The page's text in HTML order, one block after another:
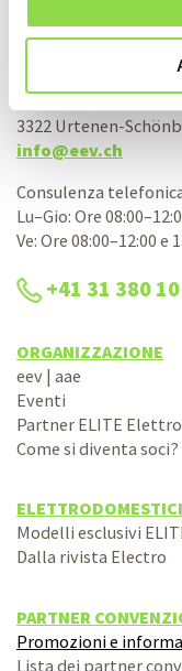
Associazione
aae società
Bernstrasse 28
3322 Urtenen-
info@eev.ch
Consulenza
Lu–Gio: Ore
Ve: Ore 08:00–12:00 e
+41 31 380
ORGANIZZAZIONE
eev | aae
Eventi
Partner ELITE Elettro
Come si diventa soci?
ELETTRODOMESTICI
Modelli esclusivi
Dalla rivista Electro
PARTNER
Promozioni e
Lista dei partner